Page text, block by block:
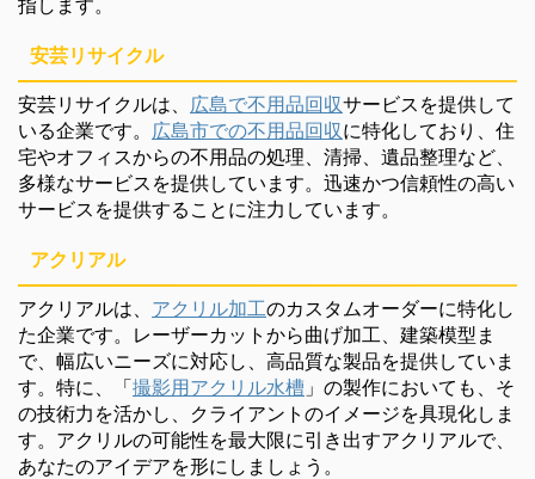
安芸リサイクル
安芸リサイクルは、 広島で不用品回収サービスを提供して
いる企業です。 広島市での不用品回収に特化しており、住
宅やオフィスからの不用品の処理、清掃、遺品整理など、
多様なサービスを提供しています。迅速かつ信頼性の高い
サービスを提供することに注力しています。
アクリアル
アクリアルは、 アクリル加工のカスタムオーダーに特化し
た企業です。レーザーカットから曲げ加工、建築模型ま
で、幅広いニーズに対応し、高品質な製品を提供していま
す。特に、「撮影用アクリル水槽 」の製作においても、そ
の技術力を活かし、クライアントのイメージを具現化しま
す。アクリルの可能性を最大限に引き出すアクリアルで、
あなたのアイデアを形にしましょう。